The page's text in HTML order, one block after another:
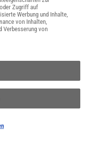
zu sein, verglichen
Doch gesund sind
Zugriff auf
Werbung und Inhalte,
von Inhalten,
Verbesserung von